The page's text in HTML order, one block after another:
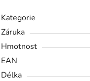
Kategorie
Záruka
Hmotnost
EAN
Délka